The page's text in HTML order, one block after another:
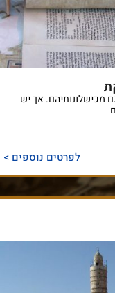
מכישלונותיהם. אך יש
לפרטים נוספים >